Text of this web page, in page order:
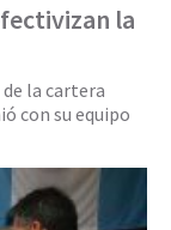
la
la cartera
con su equipo